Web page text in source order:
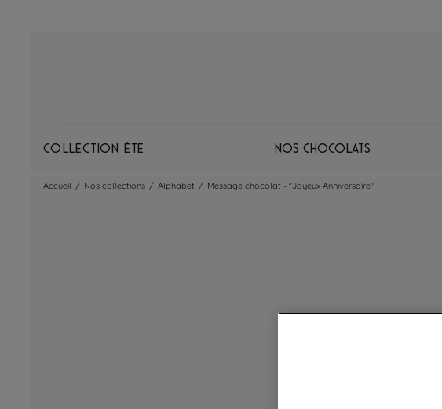
Collection Été Nos chocolats
Accueil / Nos collections / Alphabet / Message chocolat - "Joyeux Anniversaire"